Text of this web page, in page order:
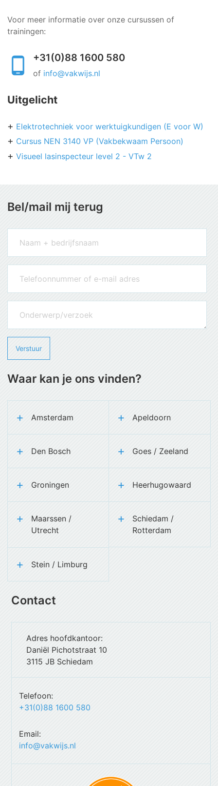
Voor meer informatie over onze cursussen of
trainingen:
+31(0)88 1600 580
of info@vakwijs.nl
Uitgelicht
Elektrotechniek voor werktuigkundigen (E voor W)
Cursus NEN 3140 VP (Vakbekwaam Persoon)
Visueel lasinspecteur level 2 - VTw 2
Bel/mail mij terug
Waar kan je ons vinden?
Amsterdam Apeldoorn
Den Bosch Goes / Zeeland
Groningen Heerhugowaard
Maarssen /
Utrecht
Schiedam /
Rotterdam
Stein / Limburg
Contact
Adres hoofdkantoor:
Daniël Pichotstraat 10
3115 JB Schiedam
Telefoon:
+31(0)88 1600 580
Email:
info@vakwijs.nl